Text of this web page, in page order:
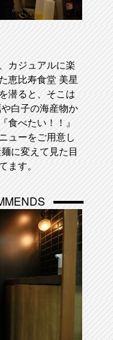
カジュアルに楽
恵比寿食堂 美星
潜ると、そこは
白子の海産物か
食べたい！！』
ューをご用意し
に変えて見た目
す。